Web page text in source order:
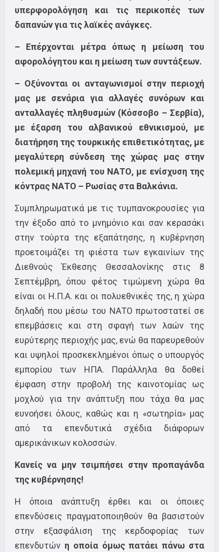
υπερφορολόγηση και τις περικοπές των
δαπανών για τις λαϊκές ανάγκες.
– Επέρχονται μέτρα όπως η μείωση του
αφορολόγητου και η μείωση των συντάξεων.
– Οξύνονται οι ανταγωνισμοί στην περιοχή
μας με σενάρια για αλλαγές συνόρων και
ανταλλαγές πληθυσμών (Κόσσοβο – Σερβία),
με έξαρση του αλβανικού εθνικισμού, με
διατήρηση της τουρκικής επιθετικότητας, με
μεγαλύτερη σύνδεση της χώρας μας στην
πολεμική μηχανή του ΝΑΤΟ, με ενίσχυση της
κόντρας ΝΑΤΟ – Ρωσίας στα Βαλκάνια.
Συμπληρωματικά με τις τυμπανοκρουσίες για
την έξοδο από το μνημόνιο και σαν κερασάκι
στην τούρτα της εξαπάτησης, η κυβέρνηση
προετοιμάζει τη φιέστα των εγκαινίων της
Διεθνούς Έκθεσης Θεσσαλονίκης στις 8
Σεπτέμβρη, όπου φέτος τιμώμενη χώρα θα
είναι οι Η.Π.Α. και οι πολυεθνικές της, η χώρα
δηλαδή που μέσω του ΝΑΤΟ πρωτοστατεί σε
επεμβάσεις και στη σφαγή των λαών της
ευρύτερης περιοχής μας, ενώ θα παρευρεθούν
και υψηλοί προσκεκλημένοι όπως ο υπουργός
εμπορίου των ΗΠΑ. Παράλληλα θα δοθεί
έμφαση στην προβολή της καινοτομίας ως
μοχλού για την ανάπτυξη που τάχα θα μας
ευνοήσει όλους, καθώς και η «σωτηρία» μας
από τα επενδυτικά σχέδια διάφορων
αμερικάνικων κολοσσών.
Κανείς να μην τσιμπήσει στην προπαγάνδα
της κυβέρνησης!
Η όποια ανάπτυξη έρθει και οι όποιες
επενδύσεις πραγματοποιηθούν θα βασιστούν
στην εξασφάλιση της κερδοφορίας των
επενδυτών η οποία όμως πατάει πάνω στα